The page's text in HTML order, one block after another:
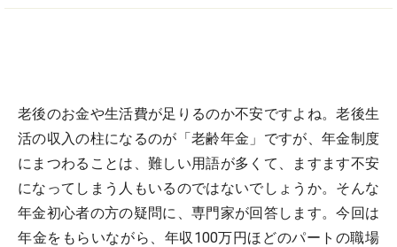
老後のお金や生活費が足りるのか不安ですよね。老後生
活の収入の柱になるのが「老齢年金」ですが、年金制度
にまつわることは、難しい用語が多くて、ますます不安
になってしまう人もいるのではないでしょうか。そんな
年金初心者の方の疑問に、専門家が回答します。今回は
年金をもらいながら、年収100万円ほどのパートの職場